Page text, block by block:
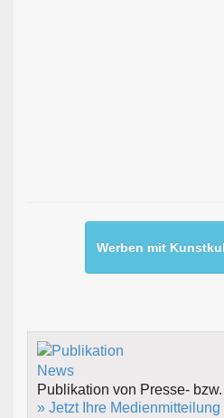
Werben mit
Publikation von Presse-
» Jetzt Ihre